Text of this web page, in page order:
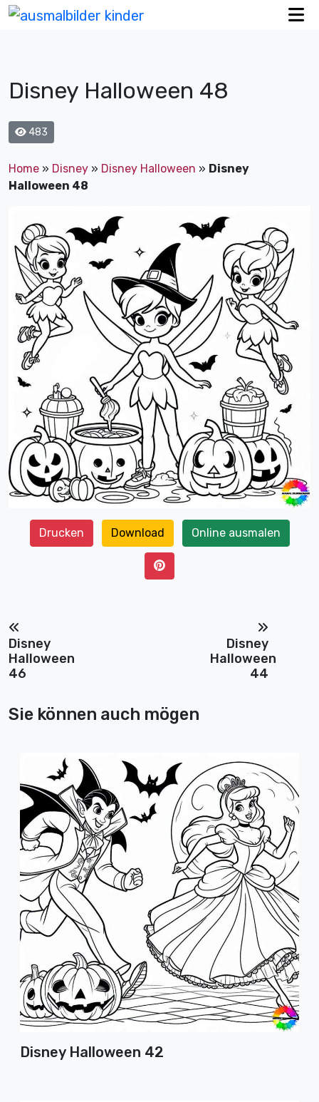
Disney Halloween 48
483
Home » Disney » Disney Halloween » Disney
Halloween 48
Drucken Download Online ausmalen
Disney
Halloween
46
Disney
Halloween
44
Sie können auch mögen
Disney Halloween 42